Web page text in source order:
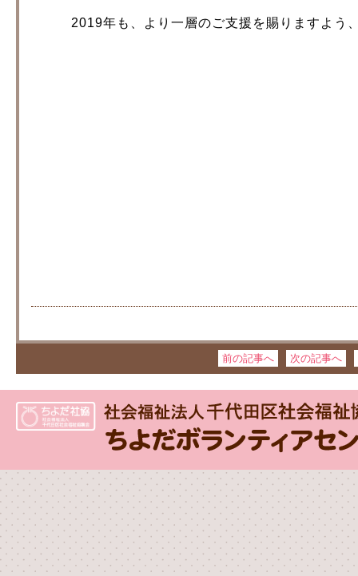
2019年も、より一層のご支援を賜りますよう
前の記事へ 次の記事へ